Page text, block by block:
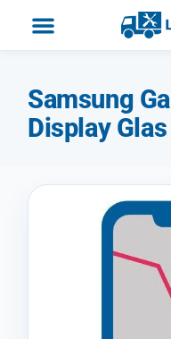
Samsung
Display